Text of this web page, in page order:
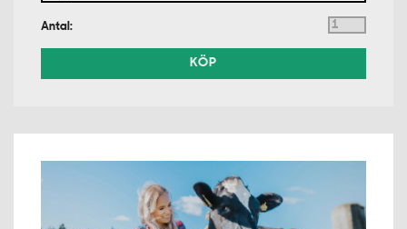
Antal:
KÖP